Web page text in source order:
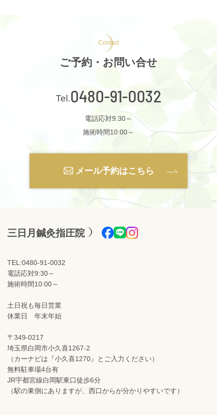
Contact
ご予約・お問い合せ
0480-91-0032
電話応対9:30～
施術時間10:00～
メール予約はこちら
三日月鍼灸指圧院
TEL:0480-91-0032
電話応対9:30～
施術時間10:00～
土日祝も毎日営業
休業日 年末年始
〒349-0217
埼玉県白岡市小久喜1267-2
（カーナビは『小久喜1270』とご入力ください）
無料駐車場4台有
JR宇都宮線白岡駅東口徒歩6分
（駅の東側にありますが、西口からが分かりやすいです）